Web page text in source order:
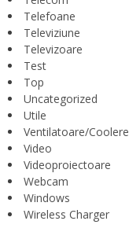
Telefoane
Televiziune
Televizoare
Test
Top
Uncategorized
Utile
Ventilatoare/Coolere
Video
Videoproiectoare
Webcam
Windows
Wireless Charger